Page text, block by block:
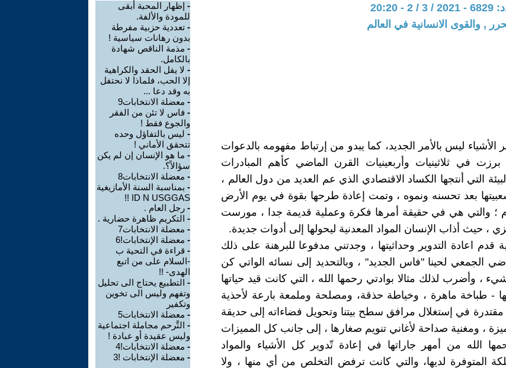
, والقوى الانسانية في العالم
الأشياء ليس بالأمر الجديد، كما يبدو من إرتباط مفهومه بالدعوات
برزت في ثلاثينيات وأربعينيات القرن الماضي كأهم المبادرات
التي أنتجها الكساد الاقتصادي الذي عم العديد من دول العالم ،
بعد تحسنه ونموه ، وتمت إعادة طرحها بقوة في يوم الأرض
عام 1970م ؛ والتي هي في حقيقة أمرها فكرة وعملية قديمة جدا ، مورست
، حيث أذاب الإنسان المواد المعدنية ليحولها إلى أدوات جديدة.
قدم اعادة التدوير وحداثيتها ، وجدتني مدفوعا للبرهنة على ذلك
الجمعي لحينا "فاس الجديد" ، وبالتحديد إلى نسائه الواتي كن
، وأضرب لذلك مثالا بوادتي رحمها الله ، التي كانت قيد حياتها
- طباخة ماهرة ، وخياطة حذقة، ومصلحة وملمعة بارعة لأحذية
مقتدرة في إستغلال مرافق سطح بيتنا وتحويل فضاءاته إلى حديقة
، ومغنية صداحة لأغاني تنويم صغارها ، إلى جانب كل المميزات
الله من أمهر جاراتها في إعادة تّدوير كل الأشياء والمواد
المتوفرة لديها، والتي كانت ترفض التخلص من أي منها ، ولا
- إظهار المحبة أبقى
للمودة والألفة.
- تعددية حزبية مفرطة
بدون رهانات سياسية !
- مذمة الناقص شهادة
بالكامل.
- لا يفل الحقد والكراهية
إلا الحب، فلماذا لا نحتفل
به وقد دعا ...
- معضلة الانتخابات9
- فاس لا تئن من الفقر
والجوع فقط !
- ليس بالتفاؤل وحده
تتحقق الأماني !
- ما هو الإنسان إن لم يكن
سؤالاً؟.
- معضلة الانتخابات8
- بمناسبة السنة الأمازيغية
ID N USGGAS !!
- رجل العام .
- التكريم ظاهرة حضارية .
- معضلة الانتخابات7
- معضلة الإنتخابات!6
- قراءة في التحية ب
-السلام على من اتبع
الهدى- !!
- التطبيع يحتاج الى تحليل
وتفهم وليس الى تخوين
وتكفير
- معضلة الانتخابات5
- التَّرحم مجاملة اجتماعية
وليس عقيدة أو عبادة !
- معضلة الانتخابات!4
- معضلة الإنتخابات !3